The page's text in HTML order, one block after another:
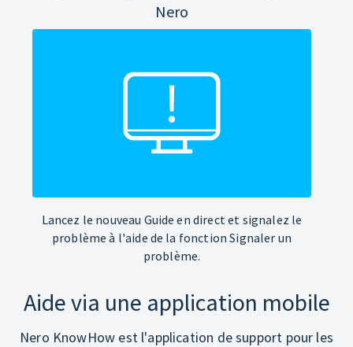
Nero
Lancez le nouveau Guide en direct et signalez le
problème à l'aide de la fonction Signaler un
problème.
Aide via une application mobile
Nero KnowHow est l'application de support pour les